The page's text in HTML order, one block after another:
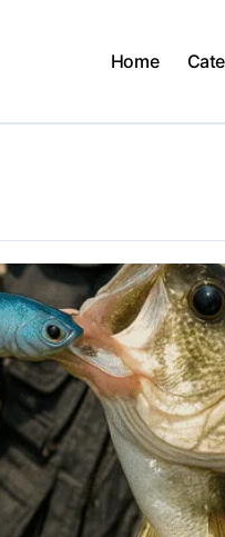
Home